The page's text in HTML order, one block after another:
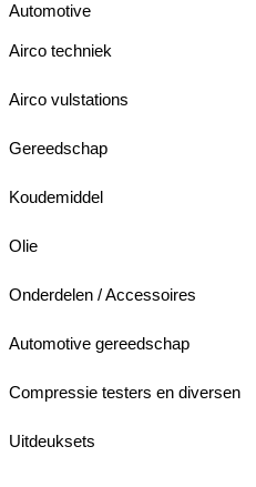
Automotive
Airco techniek
Airco vulstations
Gereedschap
Koudemiddel
Olie
Onderdelen / Accessoires
Automotive gereedschap
Compressie testers en diversen
Uitdeuksets